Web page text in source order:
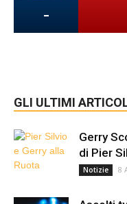
-
GLI ULTIMI
Gerry
di Pier
Notizie 8